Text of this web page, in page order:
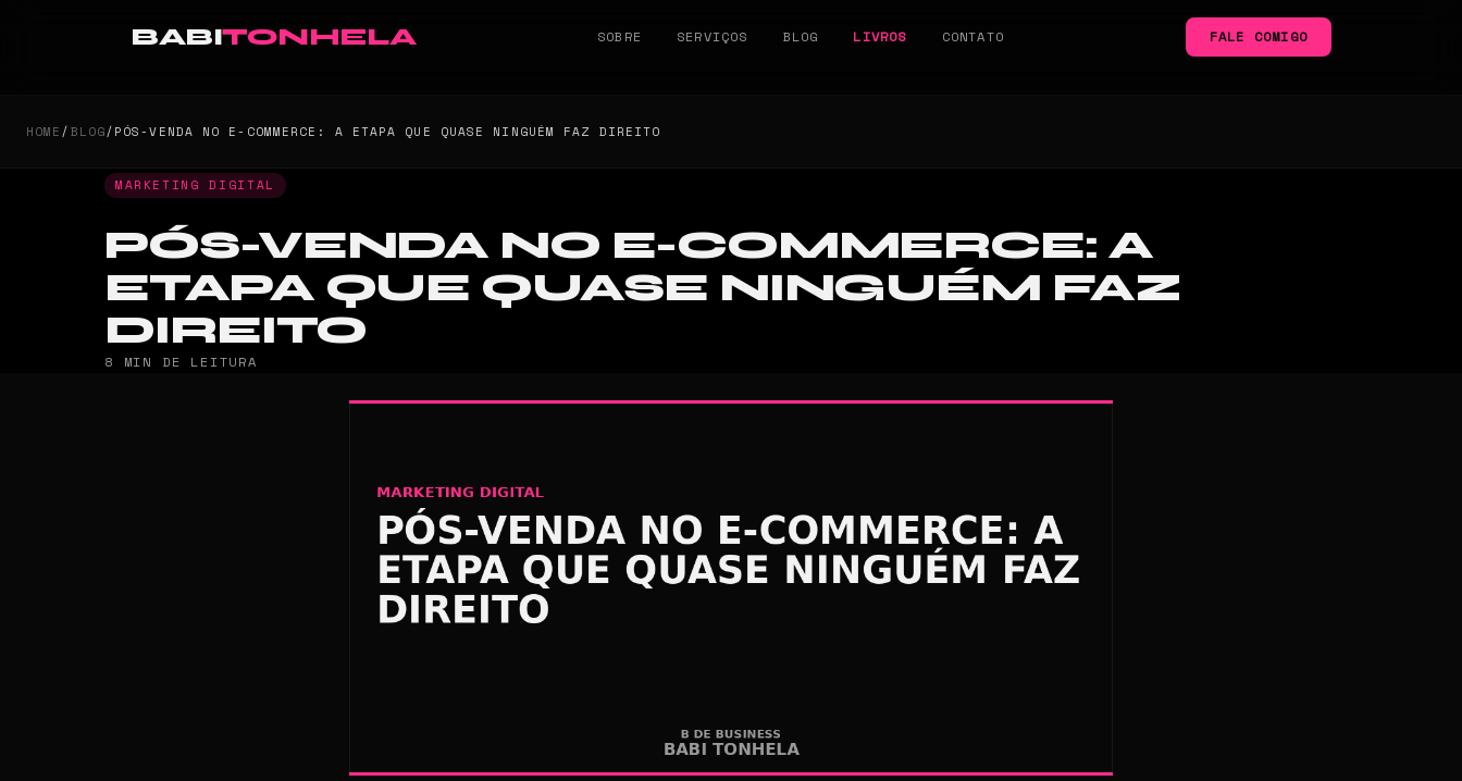
BABITONHELA SOBRE SERVIÇOS BLOG LIVROS CONTATO FALE COMIGO
HOME/BLOG/PÓS-VENDA NO E-COMMERCE: A ETAPA QUE QUASE NINGUÉM FAZ DIREITO
MARKETING DIGITAL
PÓS-VENDA NO E-COMMERCE: A
ETAPA QUE QUASE NINGUÉM FAZ
DIREITO
8 MIN DE LEITURA